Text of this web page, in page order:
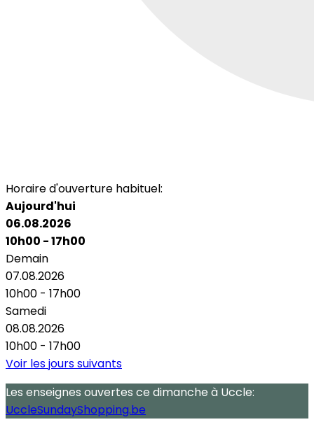
Horaire d'ouverture habituel:
Aujourd'hui
06.08.2026
10h00 - 17h00
Demain
07.08.2026
10h00 - 17h00
Samedi
08.08.2026
10h00 - 17h00
Voir les jours suivants
Les enseignes ouvertes ce dimanche à Uccle:
UccleSundayShopping.be